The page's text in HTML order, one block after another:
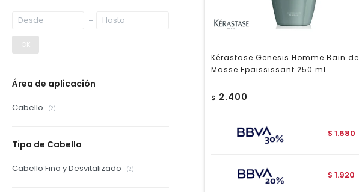
Kérastase Genesis Homme Bain de
Masse Epaississant 250 ml
$ 2.400
$ 1.680
$ 1.920
OK
Área de aplicación
Cabello (2)
Tipo de Cabello
Cabello Fino y Desvitalizado (2)